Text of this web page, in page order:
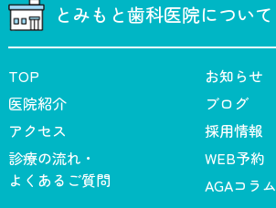
とみもと歯科医院について
TOP
医院紹介
アクセス
診療の流れ・
よくあるご質問
お知らせ
ブログ
採用情報
WEB予約
AGAコラム